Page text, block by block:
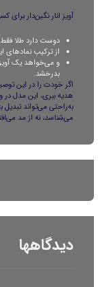
آویز انار نگین‌دار
دوست دارد طلا
از ترکیب نمادهای
و می‌خواهد یک آویز
بدرخشد.
اگر خودت را در این
هدیه ببری، این مدل در
به‌راحتی می‌تواند
می‌شناسد، نه از مد
دیدگاهها